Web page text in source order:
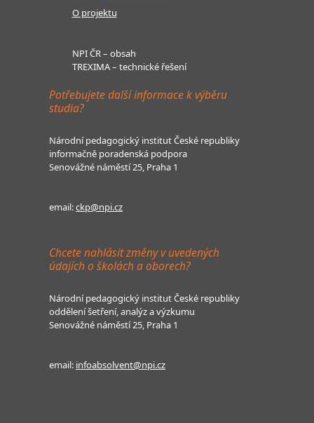
O projektu
NPI ČR – obsah
TREXIMA – technické řešení
Potřebujete další informace k výběru
studia?
Národní pedagogický institut České republiky
informačně poradenská podpora
Senovážné náměstí 25, Praha 1
email:ckp@npi.cz
Chcete nahlásit změny v uvedených
údajích o školách a oborech?
Národní pedagogický institut České republiky
oddělení šetření, analýz a výzkumu
Senovážné náměstí 25, Praha 1
email: infoabsolvent@npi.cz